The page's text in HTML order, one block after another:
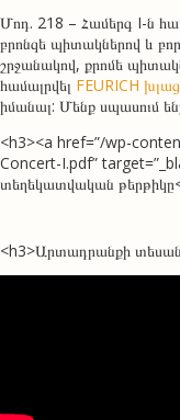
Մոդ. 218 – Համերգ I-ն
բրոնզե պիտակներով և
շրջանակով, քրոմե
համալրվել FEURICH
իմանալ: Մենք սպասում
<h3><a href=”/wp-
Concert-I.pdf”
տեղեկատվական
<h3>Արտադրանքի